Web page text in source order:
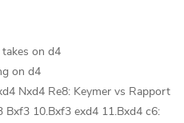
on d4
on d4
Nxd4 Re8: Keymer vs Rapport
Bxf3 10.Bxf3 exd4 11.Bxd4 c6: